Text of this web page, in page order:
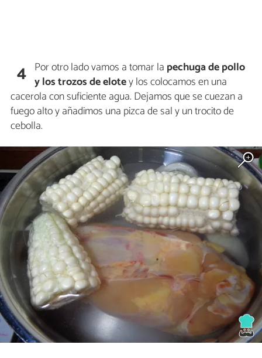
4 Por otro lado vamos a tomar la pechuga de pollo
y los trozos de elotey los colocamos en una
cacerola con suficiente agua. Dejamos que se cuezan a
fuego alto y añadimos una pizca de sal y un trocito de
cebolla.